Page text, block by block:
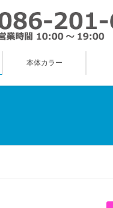
本体カラー